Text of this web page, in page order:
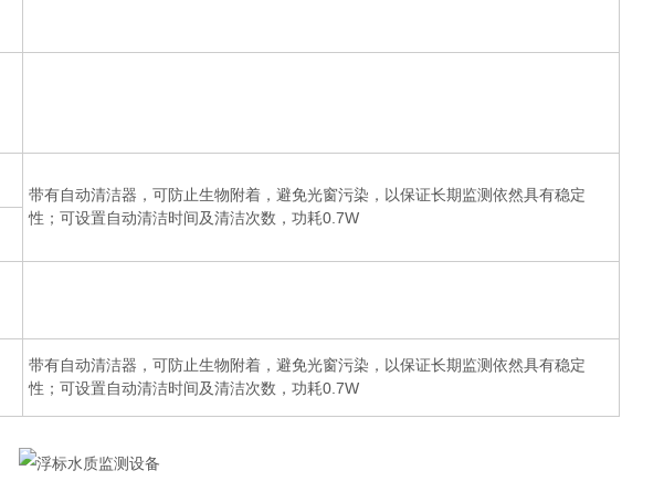
带有自动清洁器，可防止生物附着，避免光窗污染，以保证长期监测依然具有稳定
性；可设置自动清洁时间及清洁次数，功耗0.7W
带有自动清洁器，可防止生物附着，避免光窗污染，以保证长期监测依然具有稳定
性；可设置自动清洁时间及清洁次数，功耗0.7W